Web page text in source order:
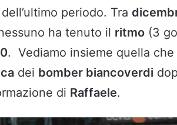
periodo. Tra
ha tenuto il ritmo (3
. Vediamo insieme quella che
dei bomber biancoverdi
di Raffaele.